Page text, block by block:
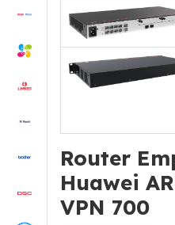
Router
Huawei
VPN 700